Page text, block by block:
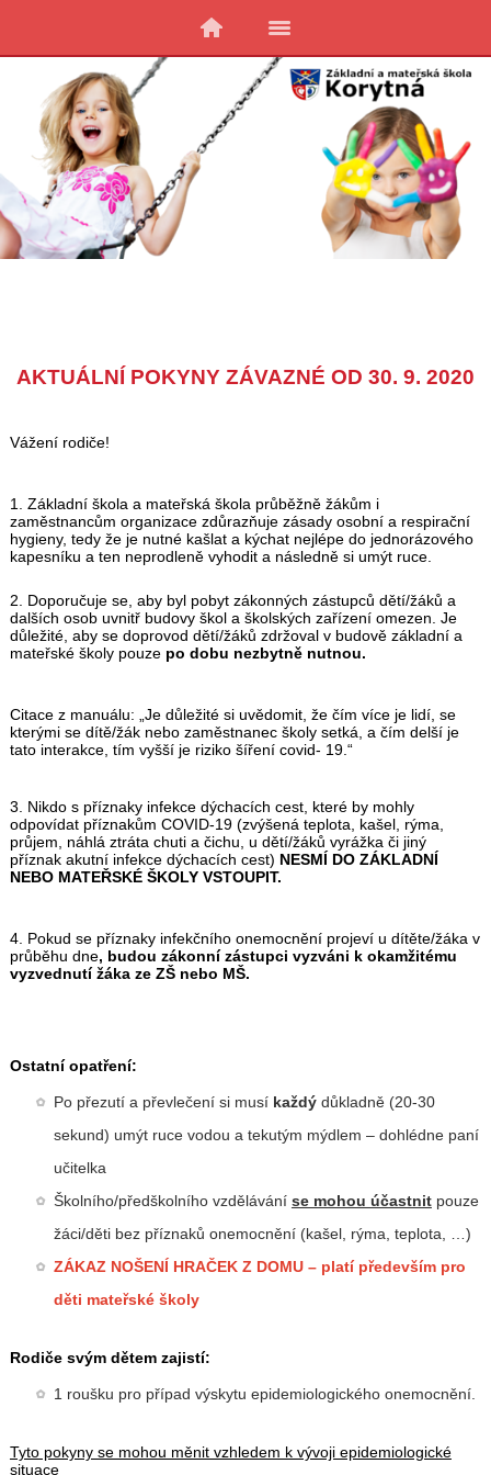
AKTUÁLNÍ POKYNY ZÁVAZNÉ OD 30. 9. 2020
Vážení rodiče!
1. Základní škola a mateřská škola průběžně žákům i
zaměstnancům organizace zdůrazňuje zásady osobní a respirační
hygieny, tedy že je nutné kašlat a kýchat nejlépe do jednorázového
kapesníku a ten neprodleně vyhodit a následně si umýt ruce.
2. Doporučuje se, aby byl pobyt zákonných zástupců dětí/žáků a
dalších osob uvnitř budovy škol a školských zařízení omezen. Je
důležité, aby se doprovod dětí/žáků zdržoval v budově základní a
mateřské školy pouze po dobu nezbytně nutnou.
Citace z manuálu: „Je důležité si uvědomit, že čím více je lidí, se
kterými se dítě/žák nebo zaměstnanec školy setká, a čím delší je
tato interakce, tím vyšší je riziko šíření covid- 19.“
3. Nikdo s příznaky infekce dýchacích cest, které by mohly
odpovídat příznakům COVID-19 (zvýšená teplota, kašel, rýma,
průjem, náhlá ztráta chuti a čichu, u dětí/žáků vyrážka či jiný
příznak akutní infekce dýchacích cest) NESMÍ DO ZÁKLADNÍ
NEBO MATEŘSKÉ ŠKOLY VSTOUPIT.
4. Pokud se příznaky infekčního onemocnění projeví u dítěte/žáka v
průběhu dne, budou zákonní zástupci vyzváni k okamžitému
vyzvednutí žáka ze ZŠ nebo MŠ.
Ostatní opatření:
Po přezutí a převlečení si musí každý důkladně (20-30
sekund) umýt ruce vodou a tekutým mýdlem – dohlédne paní
učitelka
Školního/předškolního vzdělávání se mohou účastnitpouze
žáci/děti bez příznaků onemocnění (kašel, rýma, teplota, …)
ZÁKAZ NOŠENÍ HRAČEK Z DOMU – platí především pro
děti mateřské školy
Rodiče svým dětem zajistí:
1 roušku pro případ výskytu epidemiologického onemocnění.
Tyto pokyny se mohou měnit vzhledem k vývoji epidemiologické
situace